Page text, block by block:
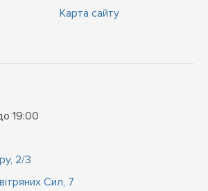
Карта сайту
19:00
2/3
Сил, 7